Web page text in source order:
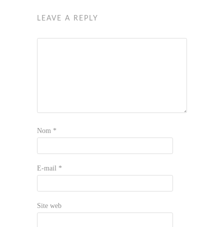
LEAVE A REPLY
Nom *
E-mail *
Site web